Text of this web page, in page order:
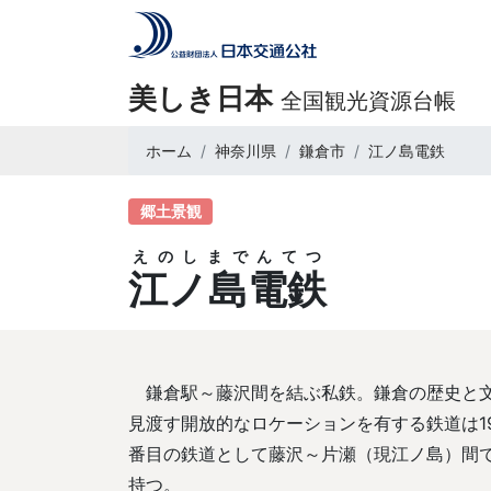
美しき日本 全国観光資源台帳
ホーム 神奈川県 鎌倉市 江ノ島電鉄
郷土景観
江ノ島電鉄
えのしまでんてつ
鎌倉駅～藤沢間を結ぶ私鉄。鎌倉の歴史と
見渡す開放的なロケーションを有する鉄道
番目の鉄道として藤沢～片瀬（現江ノ島）間
持つ。